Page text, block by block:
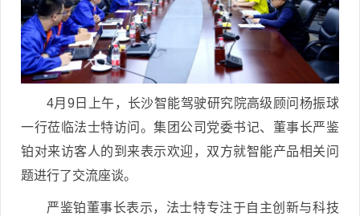
4月9日上午，长沙智能驾驶研究院高级顾问杨振球
一行莅临法士特访问。集团公司党委书记、董事长严鉴
铂对来访客人的到来表示欢迎，双方就智能产品相关问
题进行了交流座谈。
严鉴铂董事长表示，法士特专注于自主创新与科技